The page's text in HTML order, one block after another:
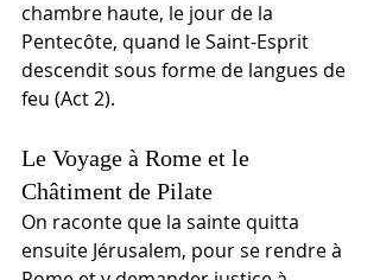
chambre haute, le jour de la
Pentecôte, quand le Saint-Esprit
descendit sous forme de langues de
feu (Act 2).
Le Voyage à Rome et le
Châtiment de Pilate
On raconte que la sainte quitta
ensuite Jérusalem, pour se rendre à